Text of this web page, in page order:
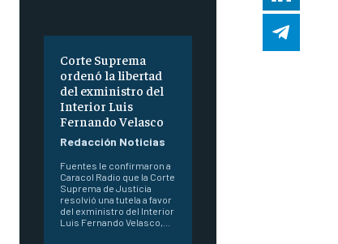
Corte Suprema
ordenó la libertad
del exministro del
Interior Luis
Fernando Velasco
Redacción Noticias
Fuentes le confirmaron a
Caracol Radio que la Corte
Suprema de Justicia
resolvió una tutela a favor
del exministro del Interior
Luis Fernando Velasco,...